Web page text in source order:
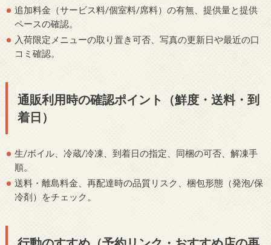
追加料金（サービス料/個室料/席料）の有無、提供量と提供
ペースの確認。
入荷限定メニューの取り置き可否、写真の更新日や最近の口
コミ確認。
通販利用時の確認ポイント（鮮度・送料・到
着日）
生/ボイル、冷蔵/冷凍、到着日の指定、同梱の可否、解凍手
順。
送料・離島料金、再配達時の品質リスク、梱包形態（発泡/保
冷剤）をチェック。